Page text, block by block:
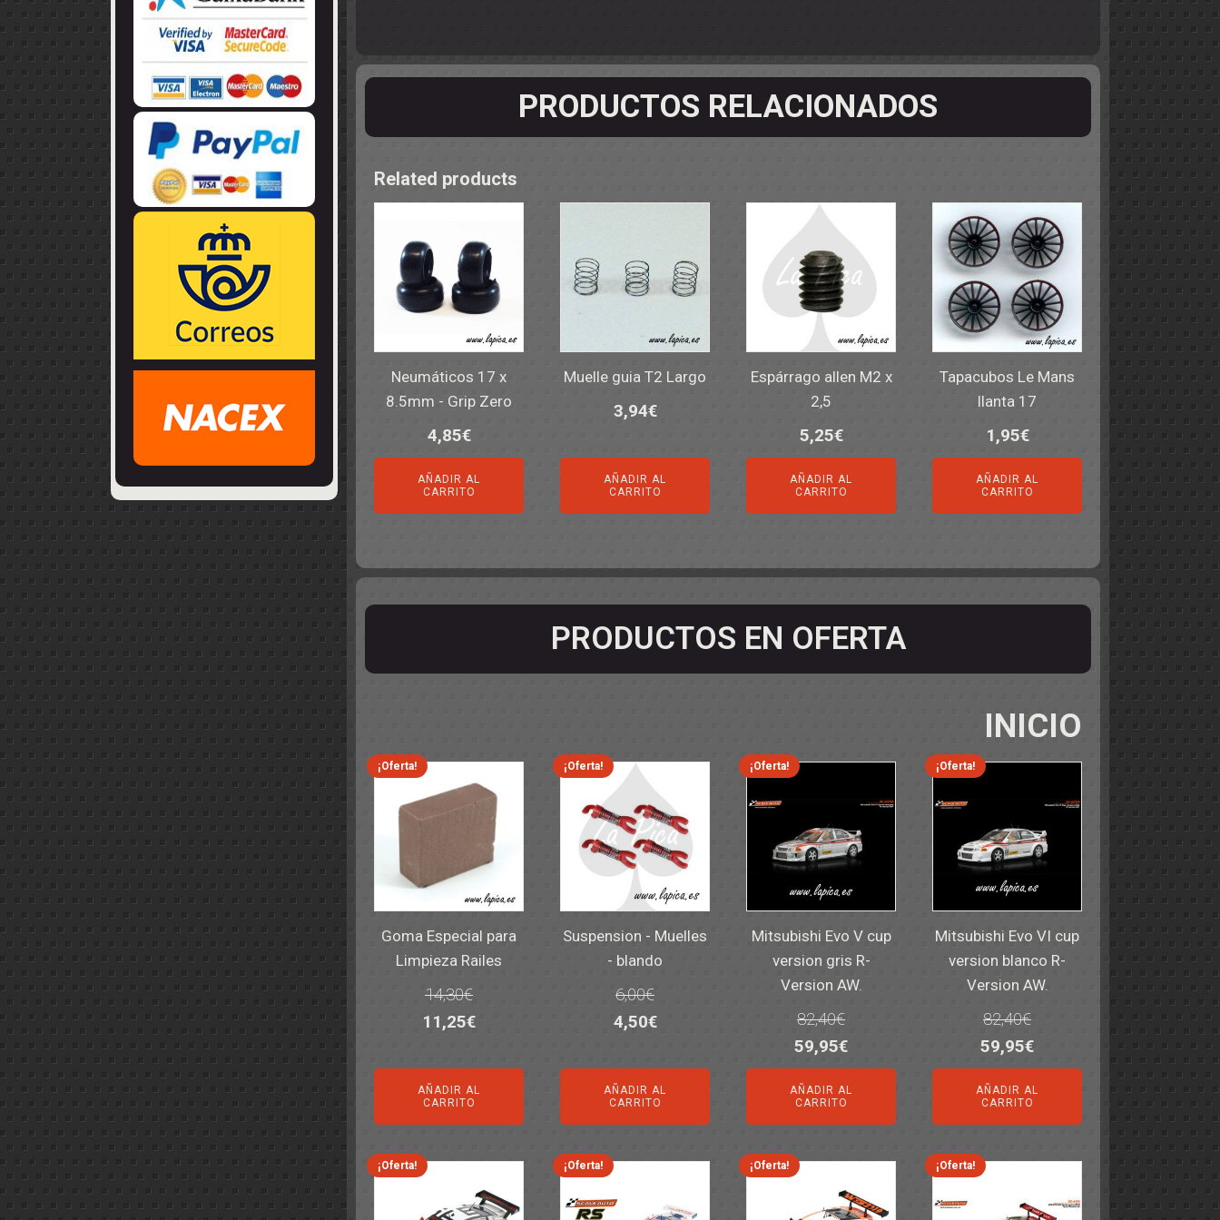
PRODUCTOS RELACIONADOS
Related products
Neumáticos 17 x
8.5mm - Grip Zero
4,85€
AÑADIR AL
CARRITO
Muelle guia T2 Largo
3,94€
AÑADIR AL
CARRITO
Espárrago allen M2 x
2,5
5,25€
AÑADIR AL
CARRITO
Tapacubos Le Mans
llanta 17
1,95€
AÑADIR AL
CARRITO
PRODUCTOS EN OFERTA
INICIO
¡Oferta!
Goma Especial para
Limpieza Railes
14,30€
El
original
era:
14,30€.
11,25€El
actual
11,25€.
AÑADIR AL
CARRITO
¡Oferta!
Suspension - Muelles
- blando
6,00€
El
original
era:
6,00€.
4,50€El
actual
es:
4,50€.
AÑADIR AL
CARRITO
¡Oferta!
Mitsubishi Evo V cup
version gris R-
Version AW.
82,40€
El
precio
original
era:
82,40€.
59,95€El
precio
actual
es:
AÑADIR AL
CARRITO
¡Oferta!
Mitsubishi Evo VI cup
version blanco R-
Version AW.
82,40€
El
precio
original
era:
82,40€.
59,95€El
precio
actual
es:
AÑADIR AL
CARRITO
¡Oferta! ¡Oferta! ¡Oferta! ¡Oferta!